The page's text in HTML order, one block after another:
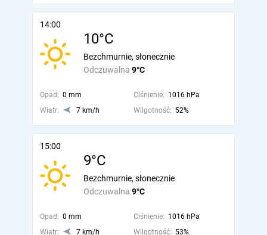
14:00
10°C
Odczuwalna 9°C
Bezchmurnie, słonecznie
Opad: 0 mm Ciśnienie: 1016 hPa
Wiatr:
7 km/h Wilgotność: 52%
15:00
9°C
Odczuwalna 9°C
Bezchmurnie, słonecznie
Opad: 0 mm Ciśnienie: 1016 hPa
Wiatr:
7 km/h Wilgotność: 53%